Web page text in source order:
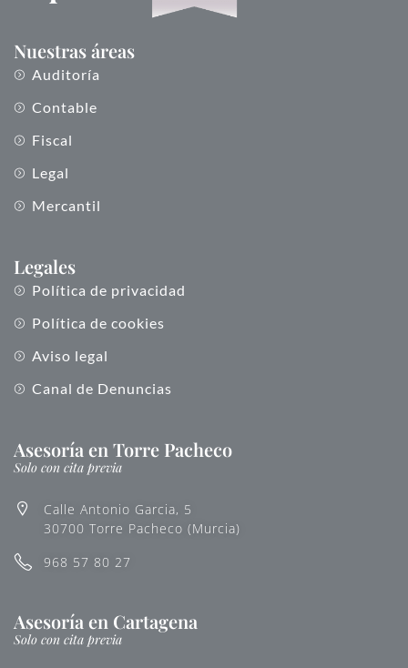
Nuestras áreas
Auditoría
Contable
Fiscal
Legal
Mercantil
Legales
Política de privacidad
Política de cookies
Aviso legal
Canal de Denuncias
Asesoría en Torre Pacheco
Solo con cita previa
Calle Antonio Garcia, 5
30700 Torre Pacheco (Murcia)
968 57 80 27
Asesoría en Cartagena
Solo con cita previa